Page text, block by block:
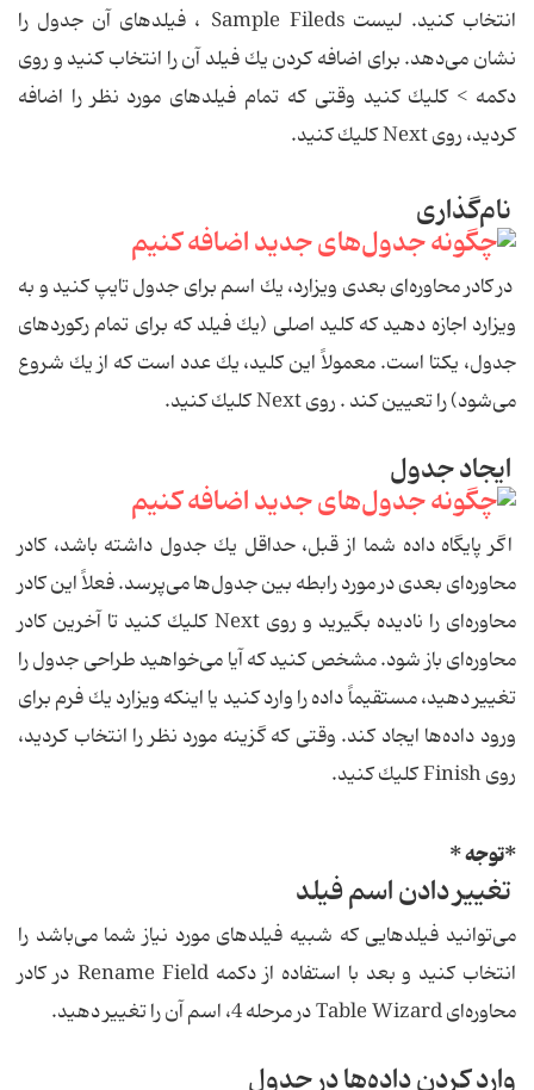
انتخاب كنید. لیست Sample Fileds ، فیلدهای آن جدول را
نشان می‌دهد. برای اضافه كردن یك فیلد آن را انتخاب كنید و روی
دكمه > كلیك كنید وقتی كه تمام فیلدهای مورد نظر را اضافه
كردید، روی Next كلیك كنید.
نام‌گذاری
در كادر محاوره‌ای بعدی ویزارد، یك اسم برای جدول تایپ كنید و به
ویزارد اجازه دهید كه كلید اصلی (یك فیلد كه برای تمام ركوردهای
جدول، یكتا است. معمولاً این كلید، یك عدد است كه از یك شروع
می‌شود) را تعیین كند . روی Next كلیك كنید.
ایجاد جدول
اگر پایگاه داده شما از قبل، حداقل یك جدول داشته باشد، كادر
محاوره‌ای بعدی در مورد رابطه بین جدول‌ها می‌پرسد. فعلاً این كادر
محاوره‌ای را نادیده بگیرید و روی Next كلیك كنید تا آخرین كادر
محاوره‌ای باز شود. مشخص كنید كه آیا می‌خواهید طراحی جدول را
تغییر دهید، مستقیماً داده را وارد كنید یا اینكه ویزارد یك فرم برای
ورود داده‌ها ایجاد كند. وقتی كه گزینه مورد نظر را انتخاب كردید،
روی Finish كلیك كنید.
*توجه *
تغییر دادن اسم فیلد
می‌توانید فیلدهایی كه شبیه فیلدهای مورد نیاز شما می‌باشد را
انتخاب كنید و بعد با استفاده از دكمه Rename Field در كادر
محاوره‌ای Table Wizard در مرحله 4، اسم آن را تغییر دهید.
وارد كردن داده‌ها در جدول